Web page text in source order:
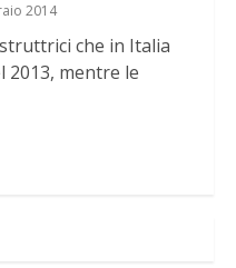
2014
che in Italia
2013, mentre le